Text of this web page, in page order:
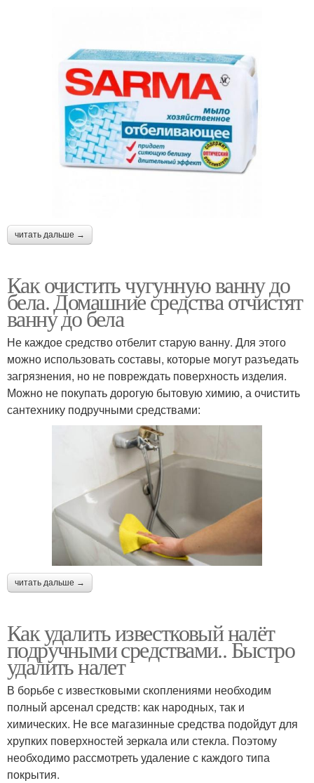
читать дальше →
Как очистить чугунную ванну до
бела. Домашние средства отчистят
ванну до бела
Не каждое средство отбелит старую ванну. Для этого
можно использовать составы, которые могут разъедать
загрязнения, но не повреждать поверхность изделия.
Можно не покупать дорогую бытовую химию, а очистить
сантехнику подручными средствами:
читать дальше →
Как удалить известковый налёт
подручными средствами.. Быстро
удалить налет
В борьбе с известковыми скоплениями необходим
полный арсенал средств: как народных, так и
химических. Не все магазинные средства подойдут для
хрупких поверхностей зеркала или стекла. Поэтому
необходимо рассмотреть удаление с каждого типа
покрытия.